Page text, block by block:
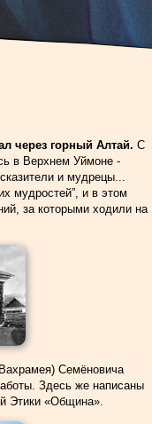
через горный Алтай. С
в Верхнем Уймоне -
и мудрецы...
мудростей”, и в этом
за которыми ходили на
Семёновича
Здесь же написаны
Этики «Община».